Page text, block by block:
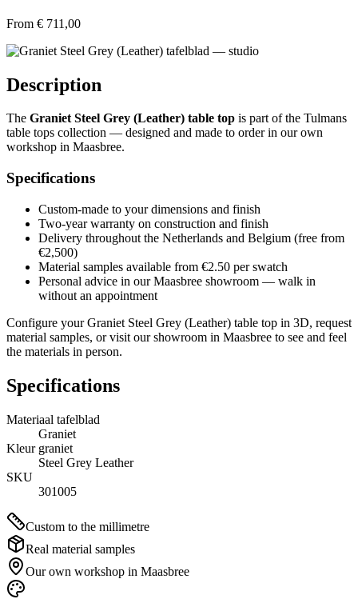
From € 711,00
Description
The Graniet Steel Grey (Leather) table top is part of the Tulmans
table tops collection — designed and made to order in our own
workshop in Maasbree.
Specifications
Custom-made to your dimensions and finish
Two-year warranty on construction and finish
Delivery throughout the Netherlands and Belgium (free from
€2,500)
Material samples available from €2.50 per swatch
Personal advice in our Maasbree showroom — walk in
without an appointment
Configure your Graniet Steel Grey (Leather) table top in 3D, request
material samples, or visit our showroom in Maasbree to see and feel
the materials in person.
Specifications
Materiaal tafelblad
Graniet
Kleur graniet
Steel Grey Leather
SKU
301005
Custom to the millimetre
Real material samples
Our own workshop in Maasbree